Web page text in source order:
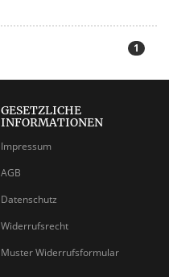
1
GESETZLICHE
INFORMATIONEN
Impressum
AGB
Datenschutz
Widerrufsrecht
Muster Widerrufsformular